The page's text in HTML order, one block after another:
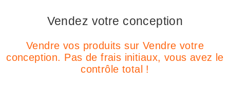
Vendez votre conception
Vendre vos produits sur Vendre votre
conception. Pas de frais initiaux, vous avez le
contrôle total !